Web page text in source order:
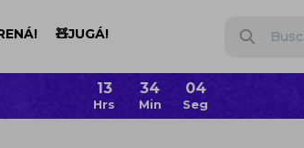
🧸JUGÁ!